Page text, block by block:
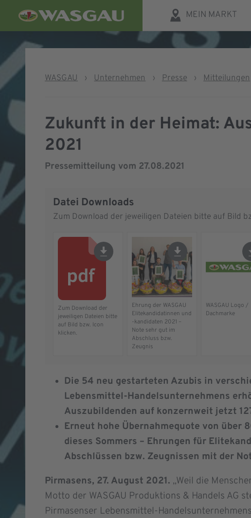
MEIN MARKT
WASGAU › Unternehmen › Presse › Mitteilungen
Zukunft in der Heimat:
2021
Pressemitteilung vom 27.08.2021
Datei Downloads
Zum Download der jeweiligen Dateien bitte auf Bild
Zum Download der
jeweiligen Dateien bitte
auf Bild bzw. Icon
klicken.
Ehrung der WASGAU
Elitekandidatinnen und
-kandidaten 2021 –
Note sehr gut im
Abschluss bzw.
Zeugnis
WASGAU Logo /
Dachmarke
Die 54 neu gestarteten Azubis in
Lebensmittel-Handelsunternehmens
Auszubildenden auf konzernweit jetzt
Erneut hohe Übernahmequote von über
dieses Sommers – Ehrungen für
Abschlüssen bzw. Zeugnissen mit der
Pirmasens, 27. August 2021. „Weil die
Motto der WASGAU Produktions & Handels AG
Pirmasenser Lebensmittel-